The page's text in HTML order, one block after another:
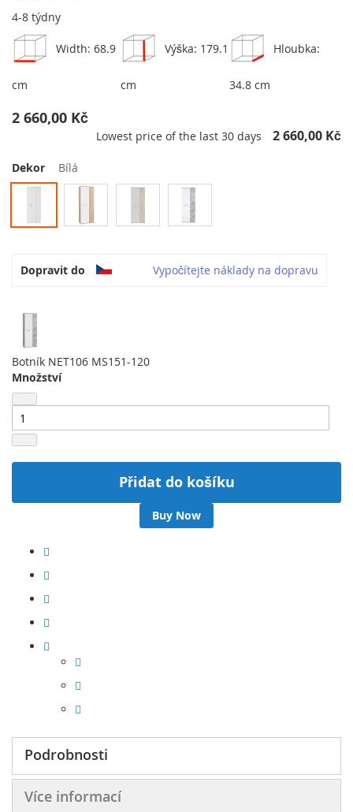
4-8 týdny
Width: 68.9
cm
Výška: 179.1
cm
Hloubka:
34.8 cm
2 660,00 Kč
Lowest price of the last 30 days 2 660,00 Kč
Dekor Bílá
Dopravit do Vypočítejte náklady na dopravu
Botník NET106 MS151-120
Množství
Přidat do košíku
Buy Now
Podrobnosti
Více informací